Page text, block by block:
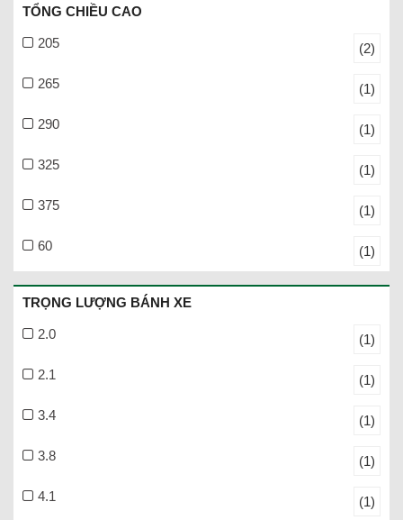
TỔNG CHIỀU CAO
205 (2)
265 (1)
290 (1)
325 (1)
375 (1)
60 (1)
TRỌNG LƯỢNG BÁNH XE
2.0 (1)
2.1 (1)
3.4 (1)
3.8 (1)
4.1 (1)